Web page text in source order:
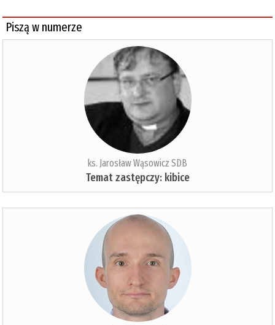
Piszą w numerze
ks. Jarosław Wąsowicz SDB
Temat zastępczy: kibice